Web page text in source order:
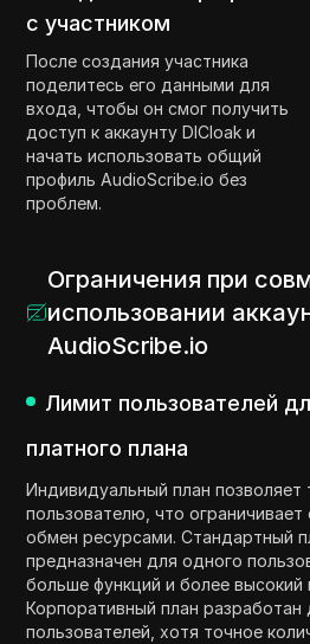
с участником
После создания участника
поделитесь его данными для
входа, чтобы он смог получить
доступ к аккаунту DICloak и
начать использовать общий
профиль AudioScribe.io без
проблем.
Ограничения при
использовании
AudioScribe.io
Лимит пользователей
платного плана
Индивидуальный план
пользователю, что ограничивает
обмен ресурсами. Стандартный
предназначен для одного
больше функций и более высокий
Корпоративный план разработан
пользователей, хотя точное